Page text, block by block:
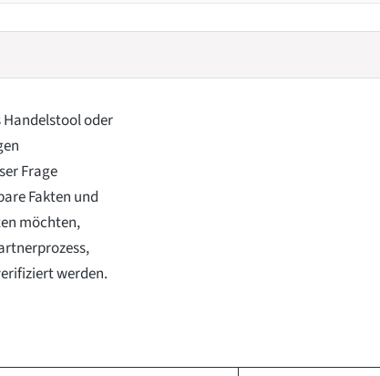
oder
Frage
Fakten und
möchten,
werden.